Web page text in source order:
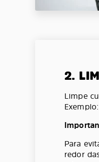
2.
Limpe
Para
redor